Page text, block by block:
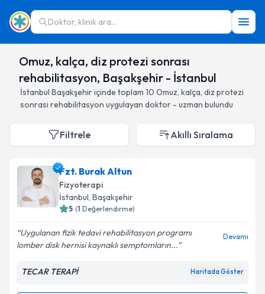
Doktor, klinik ara...
Omuz, kalça, diz protezi sonrası
rehabilitasyon, Başakşehir - İstanbul
İstanbul Başakşehiriçinde toplam 10 Omuz, kalça, diz protezi
sonrası rehabilitasyon uygulayan doktor - uzman bulundu
Filtrele Akıllı Sıralama
Fzt. Burak Altun
Fizyoterapi
İstanbul, Başakşehir
5 (1 Değerlendirme)
Uygulanan fizik tedavi rehabilitasyon programı
lomber disk hernisi kaynaklı semptomların...
Devamı
TECAR TERAPİ Haritada Göster